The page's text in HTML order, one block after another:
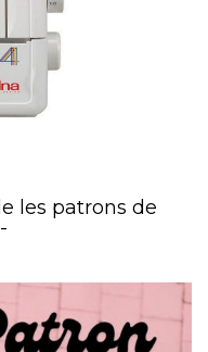
les patrons de